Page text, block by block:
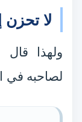
لا تحزن
ولهذا
لصاحبه في